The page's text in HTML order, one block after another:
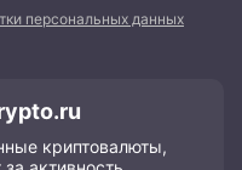
персональных данных
криптовалюты,